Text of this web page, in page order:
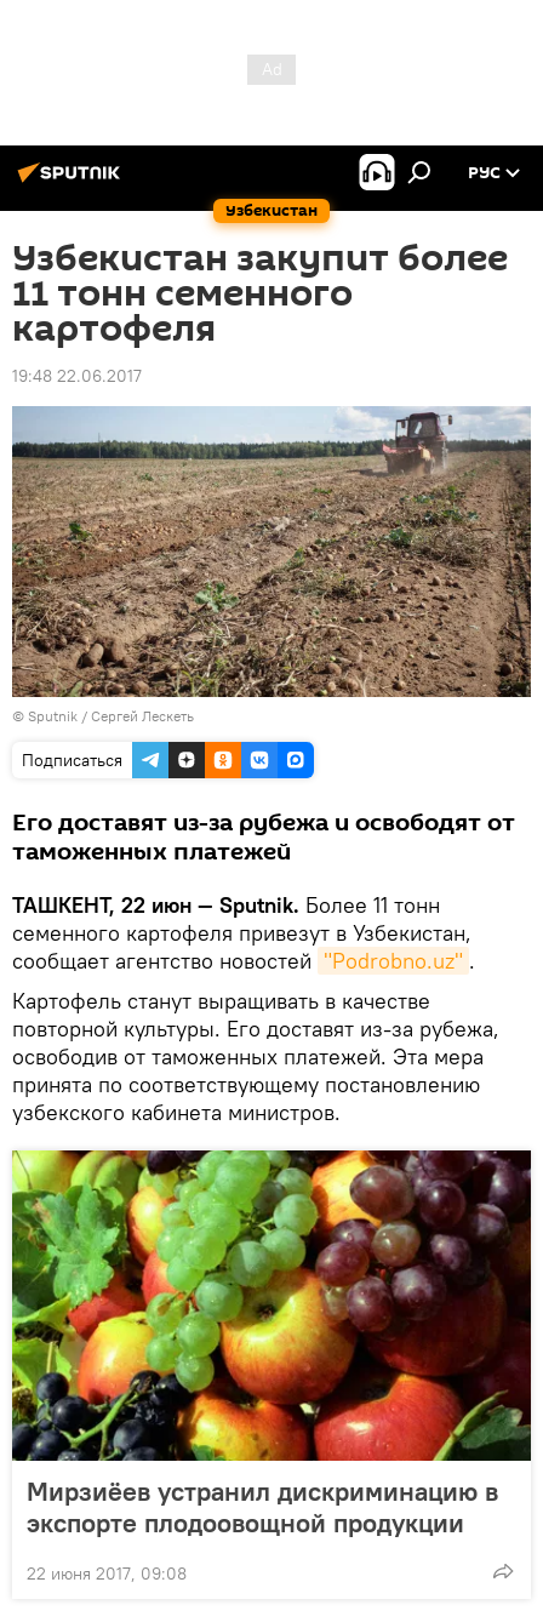
Узбекистан
РУС
Узбекистан закупит более
11 тонн семенного
картофеля
19:48 22.06.2017
© Sputnik / Сергей Лескеть
Подписаться
Его доставят из-за рубежа и освободят от
таможенных платежей
ТАШКЕНТ, 22 июн — Sputnik. Более 11 тонн
семенного картофеля привезут в Узбекистан,
сообщает агентство новостей "Podrobno.uz" .
Картофель станут выращивать в качестве
повторной культуры. Его доставят из-за рубежа,
освободив от таможенных платежей. Эта мера
принята по соответствующему постановлению
узбекского кабинета министров.
Мирзиёев устранил дискриминацию в
экспорте плодоовощной продукции
22 июня 2017, 09:08